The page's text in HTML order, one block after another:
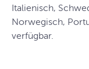
Italienisch,
Norwegisch,
verfügbar.